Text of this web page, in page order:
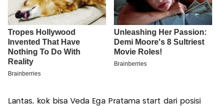
Lantas, kok bisa Veda Ega Pratama start dari posisi